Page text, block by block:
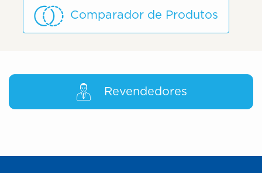
Comparador de Produtos
Revendedores